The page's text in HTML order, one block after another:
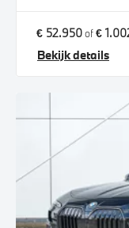
€ 52.950of€
Bekijk details